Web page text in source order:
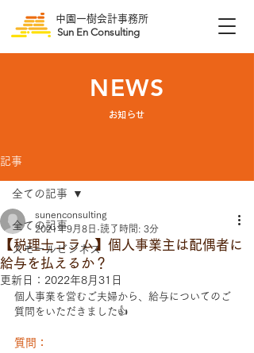
中園一樹会計事務所
Sun En Consulting
NEWS
​お知らせ
記事
全ての記事
スモールビジネス
全ての記事
【税理士コラム】個人事業主は配偶者に
給与を払えるか？
sunenconsulting
2021年9月8日 読了時間: 3分
更新日： 2022年8月31日
個人事業を営むご夫婦から、給与についてのご
質問をいただきました👍
質問：